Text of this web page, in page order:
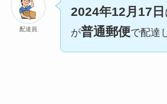
配達員
2024年12月17日
が普通郵便で配達